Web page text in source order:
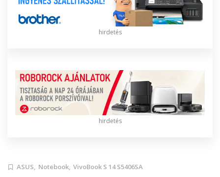
hirdetés
hirdetés
ASUS, Notebook, VivoBook S 14 S5406SA